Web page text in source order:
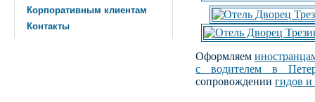
Корпоративным клиентам
Контакты
Оформляем
с водителем в
сопровождении гидов и